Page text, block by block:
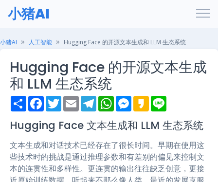
小猪AI
小猪AI 人工智能 Hugging Face 的开源文本生成和 LLM 生态系统
Hugging Face 的开源文本生成
和 LLM 生态系统
S
h
r
e
F
a
e
b
o
k
T
w
t
r
E
m
i
l
T
e
e
g
a
m
W
h
t
s
p
p
M
e
s
e
g
e
r
K
a
a
o
e
Hugging Face 文本生成和 LLM 生态系统
文本生成和对话技术已经存在了很长时间。早期在使用这
些技术时的挑战是通过推理参数和有差别的偏见来控制文
本的连贯性和多样性。更连贯的输出往往缺乏创意，更接